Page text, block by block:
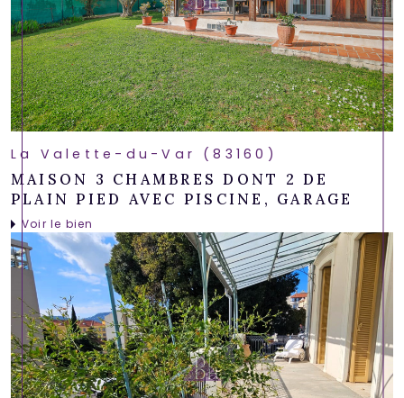
La Valette-du-Var (83160)
MAISON 3 CHAMBRES DONT 2 DE
PLAIN PIED AVEC PISCINE, GARAGE
Voir le bien